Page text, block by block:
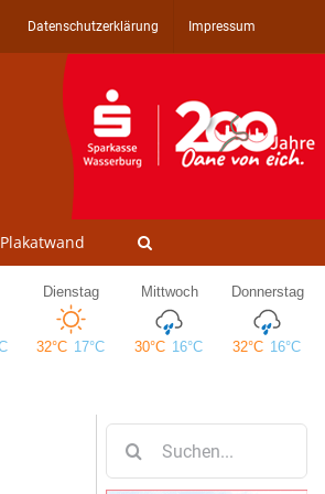
Datenschutzerklärung Impressum
Plakatwand
nach: